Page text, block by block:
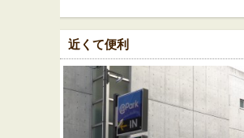
近くて便利